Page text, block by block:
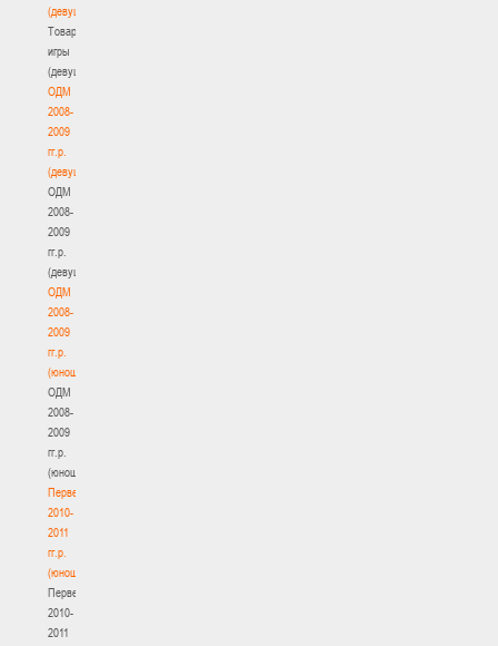
(девушки)
Товарищеские
игры
(девушки)
ОДМ
2008-
2009
гг.р.
(девушки)
ОДМ
2008-
2009
гг.р.
(девушки)
ОДМ
2008-
2009
гг.р.
(юноши)
ОДМ
2008-
2009
гг.р.
(юноши)
Первенство
2010-
2011
гг.р.
(юноши)
Первенство
2010-
2011